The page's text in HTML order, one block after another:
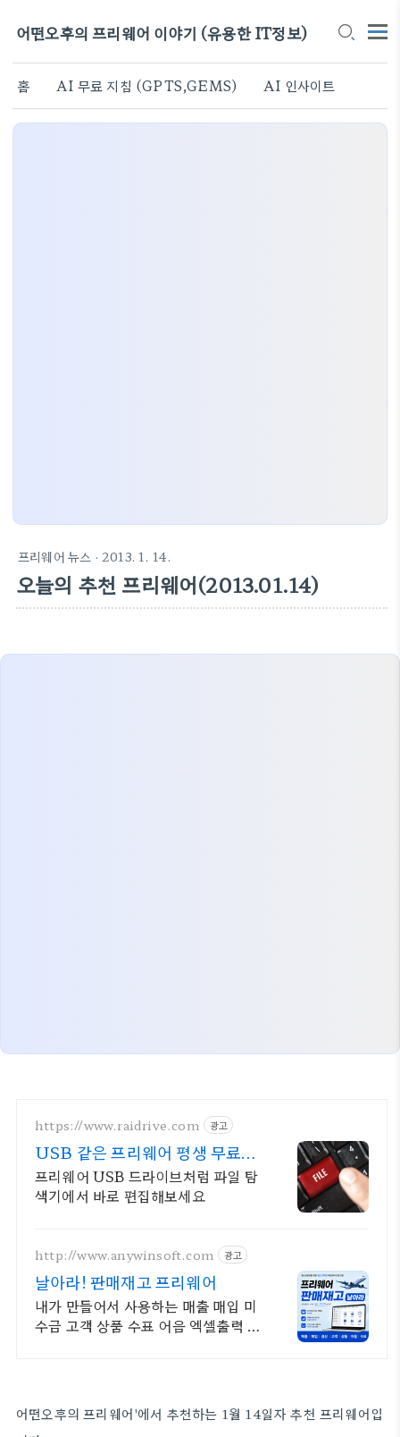
어떤오후의 프리웨어 이야기 (유용한 IT정보)
홈 AI 무료 지침 (GPTS,GEMS) AI 인사이트
프리웨어 뉴스 · 2013. 1. 14.
오늘의 추천 프리웨어(2013.01.14)
https://www.raidrive.com 광고
USB 같은 프리웨어 평생 무료버
전 제공
프리웨어 USB 드라이브처럼 파일 탐
색기에서 바로 편집해보세요
http://www.anywinsoft.com 광고
날아라! 판매재고 프리웨어
내가 만들어서 사용하는 매출 매입 미
수금 고객 상품 수표 어음 엑셀출력 엑
어떤오후의 프리웨어'에서 추천하는 1월 14일자 추천 프리웨어입